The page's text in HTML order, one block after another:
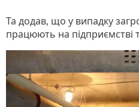
Та додав, що у випадку
працюють на підприємстві